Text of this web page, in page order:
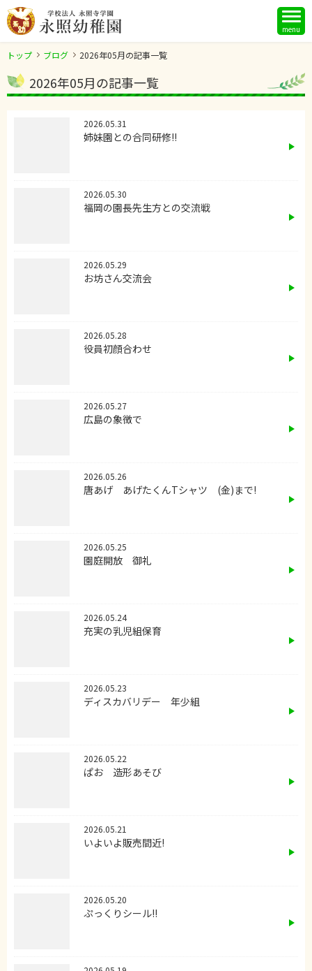
menu
トップ ブログ 2026年05月の記事一覧
2026年05月の記事一覧
2026.05.31
姉妹園との合同研修!!
2026.05.30
福岡の園長先生方との交流戦
2026.05.29
お坊さん交流会
2026.05.28
役員初顔合わせ
2026.05.27
広島の象徴で
2026.05.26
唐あげ あげたくんTシャツ (金)まで!
2026.05.25
園庭開放 御礼
2026.05.24
充実の乳児組保育
2026.05.23
ディスカバリデー 年少組
2026.05.22
ぱお 造形あそび
2026.05.21
いよいよ販売間近!
2026.05.20
ぷっくりシール!!